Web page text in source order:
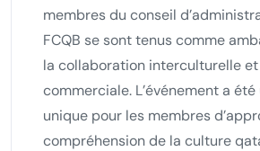
membres du conseil
FCQB se sont tenus comme
la collaboration interculturelle
commerciale. L’événement a
unique pour les membres
compréhension de la culture